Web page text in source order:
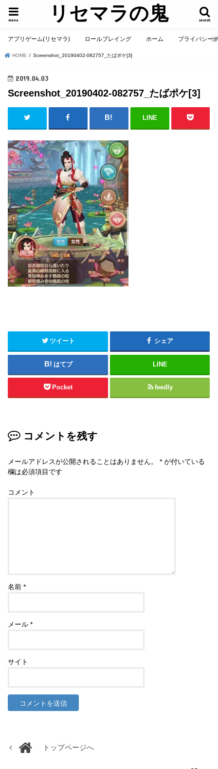
リセマラの鬼 search
menu
アプリゲーム(リセマラ) ロールプレイング ホーム プライバシー
HOME Screenshot_20190402-082757_たばポケ[3]
2019.04.03
Screenshot_20190402-082757_たばポケ[3]
LINE
ツイート シェア
はてブ LINE
Pocket feedly
コメントを残す
メールアドレスが公開されることはありません。 * が付いている
欄は必須項目です
コメント
名前*
メール*
サイト
トップページへ